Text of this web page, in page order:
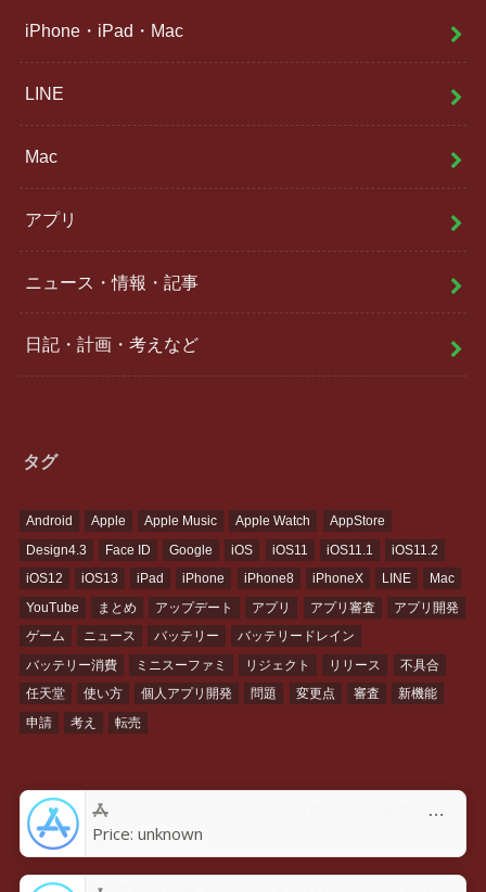
iPhone・iPad・Mac
LINE
Mac
アプリ
ニュース・情報・記事
日記・計画・考えなど
タグ
Android Apple Apple Music Apple Watch
AppStore
Design4.3
Face ID Google iOS iOS11 iOS11.1
iOS11.2
iOS12
iOS13 iPad iPhone iPhone8 iPhoneX LINE
Mac
YouTube
まとめ アップデート アプリ アプリ審査
アプリ開発
ゲーム
ニュース バッテリー
バッテリードレイン
バッテリー消費
ミニスーファミ リジェクト リリース
不具合
任天堂
使い方 個人アプリ開発 問題 変更点 審査
新機能
申請
考え 転売
グラフ簡単作成アプリ 円グラフ・棒グラフ・折れ線GraPhoアプリ - App Store
Price: unknown